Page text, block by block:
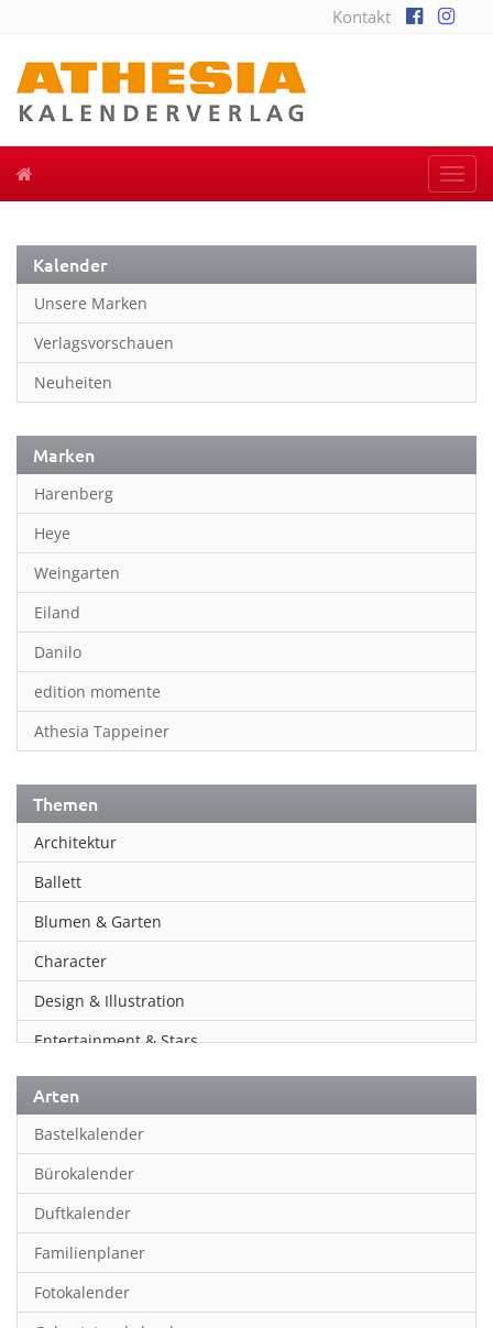
Kontakt
Kalender
Unsere Marken
Verlagsvorschauen
Neuheiten
Marken
Harenberg
Heye
Weingarten
Eiland
Danilo
edition momente
Athesia Tappeiner
Themen
Architektur
Ballett
Blumen & Garten
Character
Design & Illustration
Entertainment & Stars
Erotik
Essen & Trinken
Familienplaner
Fantasy
Film
Fotokunst
Frauen
Arten
Bastelkalender
Bürokalender
Duftkalender
Familienplaner
Fotokalender